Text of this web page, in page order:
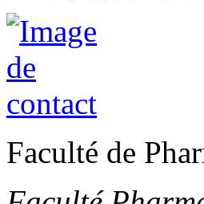
Faculté de